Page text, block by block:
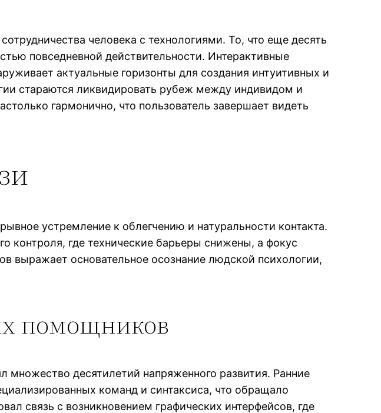
человека с технологиями. То, что еще десять
повседневной действительности. Интерактивные
актуальные горизонты для создания интуитивных и
стараются ликвидировать рубеж между индивидом и
гармонично, что пользователь завершает видеть
устремление к облегчению и натуральности контакта.
контроля, где технические барьеры снижены, а фокус
выражает основательное осознание людской психологии,
помощников
множество десятилетий напряженного развития. Ранние
команд и синтаксиса, что обращало
связь с возникновением графических интерфейсов, где